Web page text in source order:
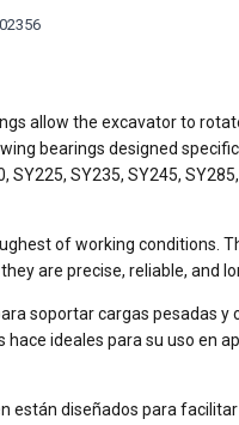
allow the excavator to
bearings designed
SY235, SY245,
of working conditions.
are precise, reliable, and
soportar cargas pesadas
ideales para su uso en
diseñados para